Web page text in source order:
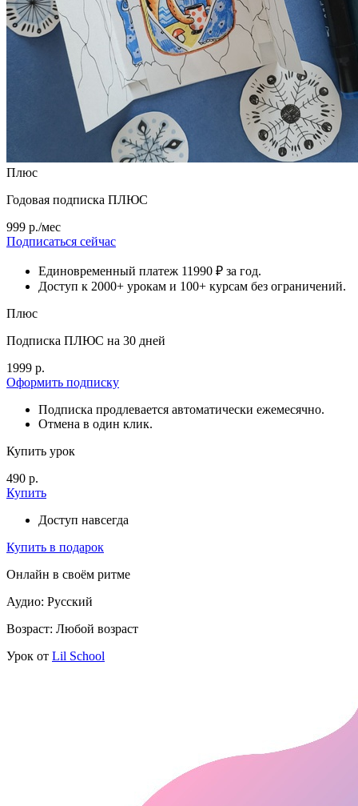
Плюс
Годовая подписка ПЛЮС
999 р./мес
Подписаться сейчас
Единовременный платеж 11990 ₽ за год.
Доступ к 2000+ урокам и 100+ курсам без ограничений.
Плюс
Подписка ПЛЮС на 30 дней
1999 р.
Оформить подписку
Подписка продлевается автоматически ежемесячно.
Отмена в один клик.
Купить урок
490 р.
Купить
Доступ навсегда
Купить в подарок
Онлайн в своём ритме
Аудио: Русский
Возраст: Любой возраст
Урок от Lil School